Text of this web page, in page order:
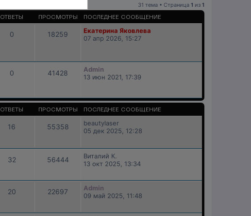
31 тема • Страница 1 из 1
ОТВЕТЫ ПРОСМОТРЫ ПОСЛЕДНЕЕ СООБЩЕНИЕ
0 18259
Екатерина Яковлева
07 апр 2026, 15:27
0 41428
Admin
13 июн 2021, 17:39
ОТВЕТЫ ПРОСМОТРЫ ПОСЛЕДНЕЕ СООБЩЕНИЕ
16 55358
beautylaser
05 дек 2025, 12:28
32 56444
Виталий К.
13 окт 2025, 13:34
20 22697
Admin
09 май 2025, 11:48